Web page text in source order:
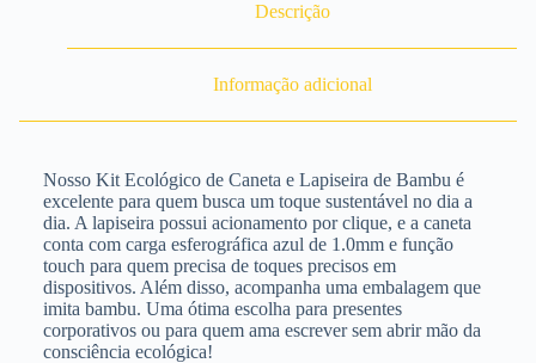
Descrição
Informação adicional
Nosso Kit Ecológico de Caneta e Lapiseira de Bambu é
excelente para quem busca um toque sustentável no dia a
dia. A lapiseira possui acionamento por clique, e a caneta
conta com carga esferográfica azul de 1.0mm e função
touch para quem precisa de toques precisos em
dispositivos. Além disso, acompanha uma embalagem que
imita bambu. Uma ótima escolha para presentes
corporativos ou para quem ama escrever sem abrir mão da
consciência ecológica!